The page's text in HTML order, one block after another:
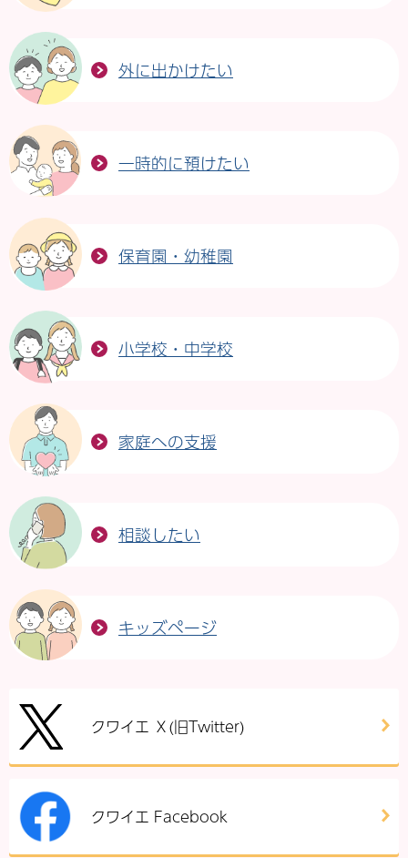
外に出かけたい
一時的に預けたい
保育園・幼稚園
小学校・中学校
家庭への支援
相談したい
キッズページ
クワイエ Ｘ(旧Twitter)
クワイエ Facebook